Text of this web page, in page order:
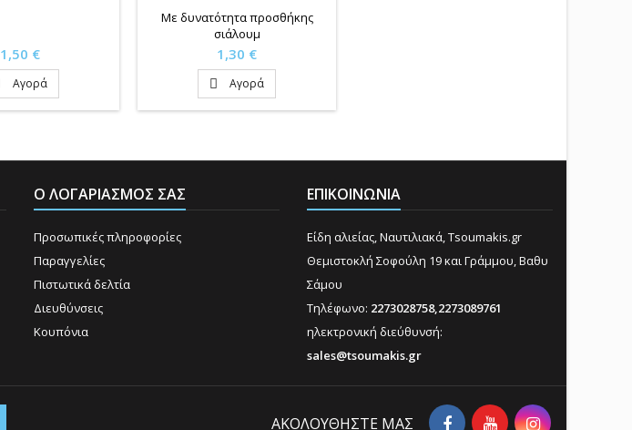
Τιμή
1,50 €
Αγορά
Με δυνατότητα προσθήκης
σιάλουμ
Τιμή
1,30 €
 Αγορά
Ο ΛΟΓΑΡΙΑΣΜΌΣ ΣΑΣ
Προσωπικές πληροφορίες
Παραγγελίες
Πιστωτικά δελτία
Διευθύνσεις
Κουπόνια
ΕΠΙΚΟΙΝΩΝΊΑ
Είδη αλιείας, Ναυτιλιακά, Tsoumakis.gr
Θεμιστοκλή Σοφούλη 19 και Γράμμου, Βαθυ
Σάμου
Τηλέφωνο: 2273028758,2273089761
ηλεκτρονική διεύθυνσή:
sales@tsoumakis.gr
AΚΟΛΟΥΘΉΣΤΕ ΜΑΣ